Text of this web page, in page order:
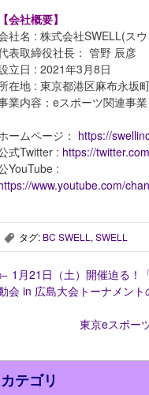
【会社概要】
社名 : 株式会社SWELL(ス
表取締役社⻑： 管野 辰彦
立日 : 2021年3月8日
在地 : 東京都港区麻布永坂
業内容：eスポーツ関連事業
ームページ： https://
式Twitter : https://
YouTube :
www.youtube.com/
, タグ: BC SWELL,SWELL
1月21日（土）開催迫る！
会 in 広島大会トーナメン
東京eスポー
カテゴリ